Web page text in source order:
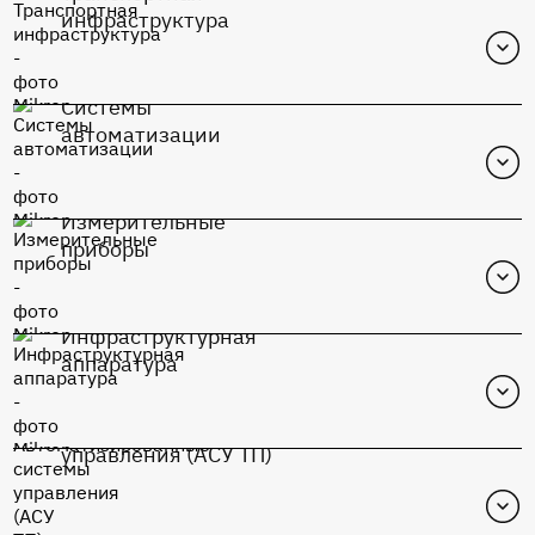
К1948ВК015
Перейти в каталог
К1948ВК015
Перейти в каталог
К1948ВК015
Перейти в каталог
инфраструктура
К1948ВК015
Перейти в каталог
Системы
автоматизации
Измерительные
приборы
Инфраструктурная
аппаратура
управления (АСУ ТП)